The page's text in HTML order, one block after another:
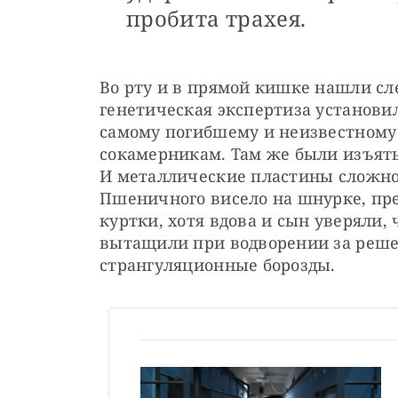
пробита трахея.
Во рту и в прямой кишке нашли
генетическая экспертиза
самому погибшему и
сокамерникам. Там же были
И металлические пластины
Пшеничного висело на шнурке,
куртки, хотя вдова и сын
вытащили при водворении за
странгуляционные борозды.